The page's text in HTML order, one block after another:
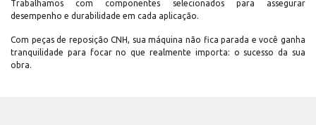
Trabalhamos com componentes selecionados para assegurar
desempenho e durabilidade em cada aplicação.
Com peças de reposição CNH, sua máquina não fica parada e você ganha
tranquilidade para focar no que realmente importa: o sucesso da sua
obra.